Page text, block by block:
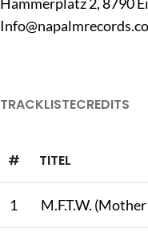
TRACKLISTECREDITS
# TITEL
1 M.F.T.W.